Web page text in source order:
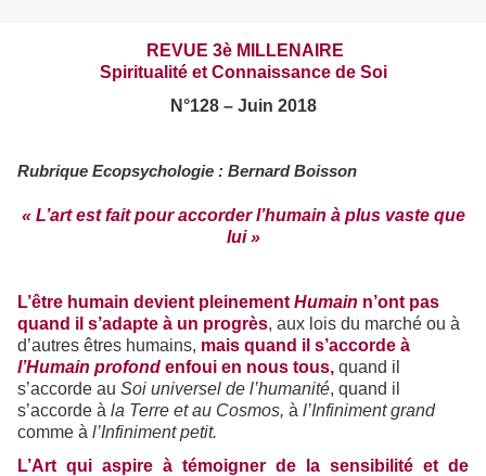
REVUE 3è MILLENAIRE
Spiritualité et Connaissance de Soi
N°128 – Juin 2018
Rubrique Ecopsychologie : Bernard Boisson
« L’art est fait pour accorder l’humain à plus vaste que
lui »
L’être humain devient pleinement Humain n’ont pas
quand il s’adapte à un progrès, aux lois du marché ou à
d’autres êtres humains, mais quand il s’accorde à
l’Humain profond enfoui en nous tous, quand il
s’accorde au Soi universel de l’humanité, quand il
s’accorde à la Terre et au Cosmos, à l’Infiniment grand
comme à l’Infiniment petit.
L’Art qui aspire à témoigner de la sensibilité et de